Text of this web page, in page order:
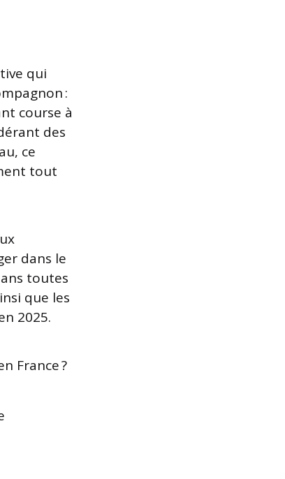
qui
:
course à
des
ce
tout
dans le
toutes
que les
2025.
France ?